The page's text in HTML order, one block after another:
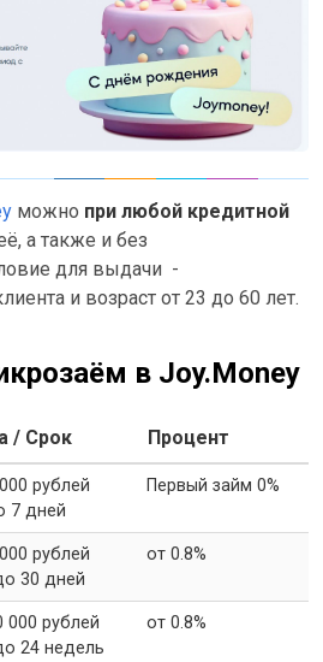
можно при любой кредитной
а также и без
для выдачи -
и возраст от 23 до 60 лет.
в Joy.Money
/ Срок Процент
рублей
7 дней
Первый займ 0%
рублей
30 дней
от 0.8%
рублей
24 недель
от 0.8%